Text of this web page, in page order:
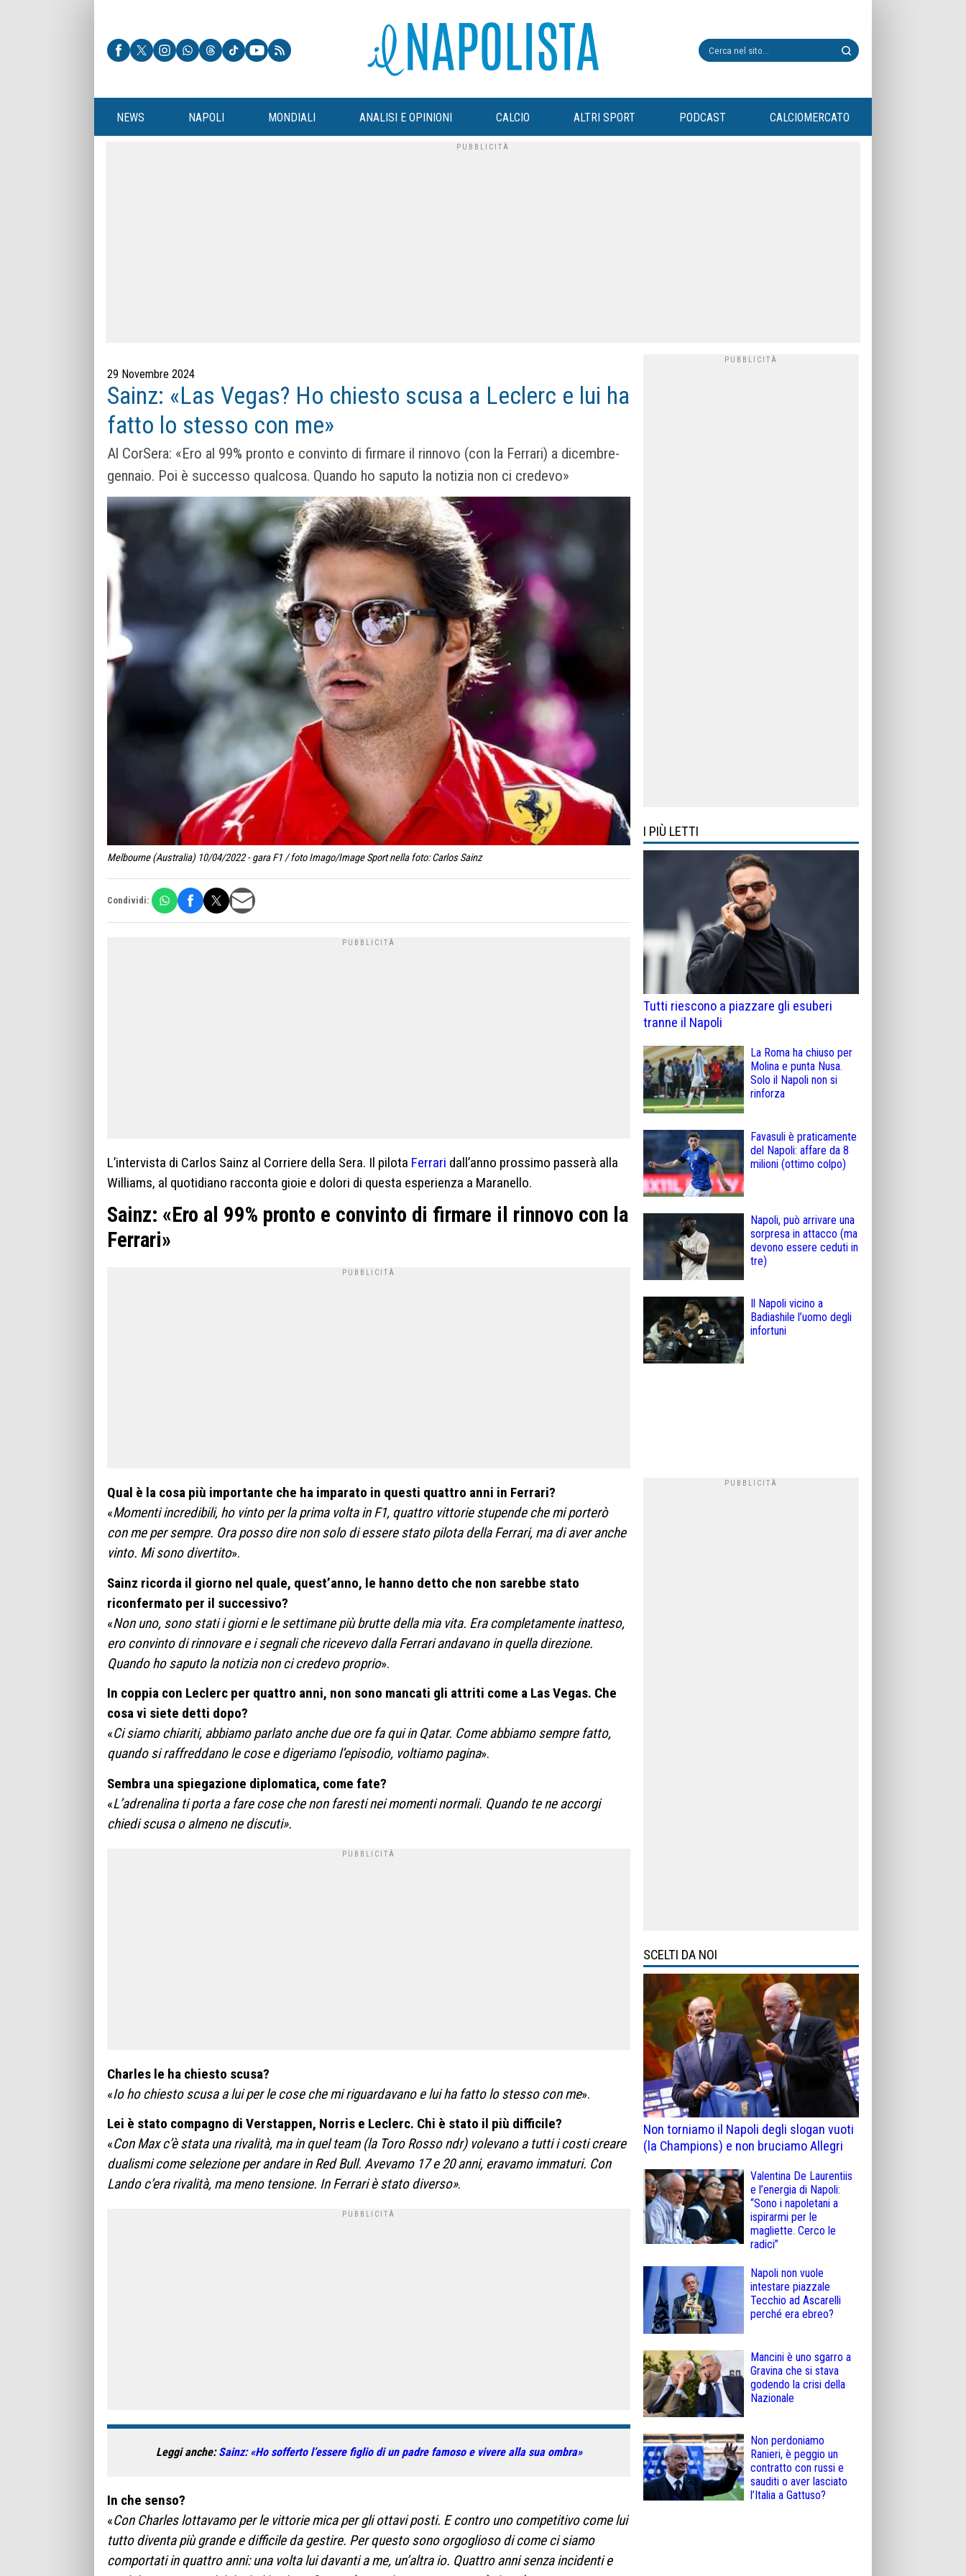
NEWS NAPOLI MONDIALI ANALISI E OPINIONI CALCIO ALTRI SPORT PODCAST CALCIOMERCATO
29 Novembre 2024
Sainz: «Las Vegas? Ho chiesto scusa a Leclerc e lui ha
fatto lo stesso con me»
Al CorSera: «Ero al 99% pronto e convinto di firmare il rinnovo (con la Ferrari) a dicembre-
gennaio. Poi è successo qualcosa. Quando ho saputo la notizia non ci credevo»
Melbourne (Australia) 10/04/2022 - gara F1 / foto Imago/Image Sport nella foto: Carlos Sainz
Condividi:
L’intervista di Carlos Sainz al Corriere della Sera. Il pilota Ferrari dall’anno prossimo passerà alla
Williams, al quotidiano racconta gioie e dolori di questa esperienza a Maranello.
Sainz: «Ero al 99% pronto e convinto di firmare il rinnovo con la
Ferrari»
Qual è la cosa più importante che ha imparato in questi quattro anni in Ferrari?
«Momenti incredibili, ho vinto per la prima volta in F1, quattro vittorie stupende che mi porterò
con me per sempre. Ora posso dire non solo di essere stato pilota della Ferrari, ma di aver anche
vinto. Mi sono divertito».
Sainz ricorda il giorno nel quale, quest’anno, le hanno detto che non sarebbe stato
riconfermato per il successivo?
«Non uno, sono stati i giorni e le settimane più brutte della mia vita. Era completamente inatteso,
ero convinto di rinnovare e i segnali che ricevevo dalla Ferrari andavano in quella direzione.
Quando ho saputo la notizia non ci credevo proprio».
In coppia con Leclerc per quattro anni, non sono mancati gli attriti come a Las Vegas. Che
cosa vi siete detti dopo?
«Ci siamo chiariti, abbiamo parlato anche due ore fa qui in Qatar. Come abbiamo sempre fatto,
quando si raffreddano le cose e digeriamo l’episodio, voltiamo pagina».
Sembra una spiegazione diplomatica, come fate?
«L’adrenalina ti porta a fare cose che non faresti nei momenti normali. Quando te ne accorgi
chiedi scusa o almeno ne discuti».
Charles le ha chiesto scusa?
«Io ho chiesto scusa a lui per le cose che mi riguardavano e lui ha fatto lo stesso con me».
Lei è stato compagno di Verstappen, Norris e Leclerc. Chi è stato il più difficile?
«Con Max c’è stata una rivalità, ma in quel team (la Toro Rosso ndr) volevano a tutti i costi creare
dualismi come selezione per andare in Red Bull. Avevamo 17 e 20 anni, eravamo immaturi. Con
Lando c’era rivalità, ma meno tensione. In Ferrari è stato diverso».
Leggi anche:Sainz: «Ho sofferto l’essere figlio di un padre famoso e vivere alla sua ombra»
In che senso?
«Con Charles lottavamo per le vittorie mica per gli ottavi posti. E contro uno competitivo come lui
tutto diventa più grande e difficile da gestire. Per questo sono orgoglioso di come ci siamo
comportati in quattro anni: una volta lui davanti a me, un’altra io. Quattro anni senza incidenti e
I PIÙ LETTI
Tutti riescono a piazzare gli esuberi
tranne il Napoli
La Roma ha chiuso per
Molina e punta Nusa.
Solo il Napoli non si
rinforza
Favasuli è praticamente
del Napoli: affare da 8
milioni (ottimo colpo)
Napoli, può arrivare una
sorpresa in attacco (ma
devono essere ceduti in
tre)
Il Napoli vicino a
Badiashile l’uomo degli
infortuni
SCELTI DA NOI
Non torniamo il Napoli degli slogan vuoti
(la Champions) e non bruciamo Allegri
Valentina De Laurentiis
e l’energia di Napoli:
“Sono i napoletani a
ispirarmi per le
magliette. Cerco le
radici”
Napoli non vuole
intestare piazzale
Tecchio ad Ascarelli
perché era ebreo?
Mancini è uno sgarro a
Gravina che si stava
godendo la crisi della
Nazionale
Non perdoniamo
Ranieri, è peggio un
contratto con russi e
sauditi o aver lasciato
l’Italia a Gattuso?